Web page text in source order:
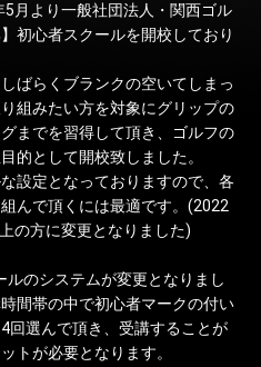
月より一般社団法人・関西ゴル
初心者スクールを開校しており
ばらくブランクの空いてしまっ
組みたい方を対象にグリップの
までを習得して頂き、ゴルフの
的として開校致しました。
設定となっておりますので、各
んで頂くには最適です。(2022
の方に変更となりました)
のシステムが変更となりまし
間帯の中で初心者マークの付い
回選んで頂き、受講することが
トが必要となります。